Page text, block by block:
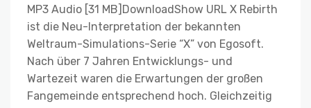
MP3 Audio [31 MB]DownloadShow URL X Rebirth
ist die Neu-Interpretation der bekannten
Weltraum-Simulations-Serie “X” von Egosoft.
Nach über 7 Jahren Entwicklungs- und
Wartezeit waren die Erwartungen der großen
Fangemeinde entsprechend hoch. Gleichzeitig